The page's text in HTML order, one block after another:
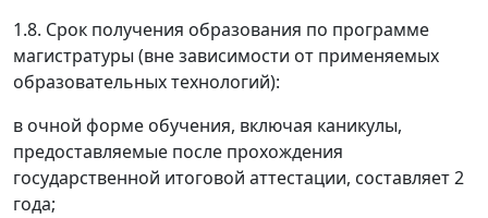
1.8. Срок получения образования по программе
магистратуры (вне зависимости от применяемых
образовательных технологий):
в очной форме обучения, включая каникулы,
предоставляемые после прохождения
государственной итоговой аттестации, составляет 2
года;